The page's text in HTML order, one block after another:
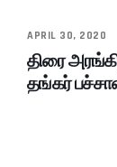
APRIL 30, 2020
திரை
தங்கர்